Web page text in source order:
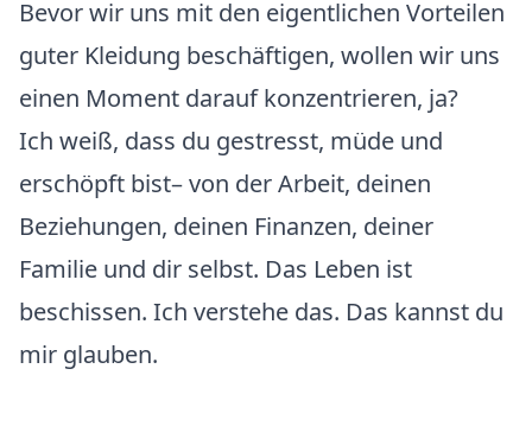
Bevor wir uns mit den eigentlichen Vorteilen
guter Kleidung beschäftigen, wollen wir uns
einen Moment darauf konzentrieren, ja?
Ich weiß, dass du gestresst, müde und
erschöpft bist– von der Arbeit, deinen
Beziehungen, deinen Finanzen, deiner
Familie und dir selbst. Das Leben ist
beschissen. Ich verstehe das. Das kannst du
mir glauben.